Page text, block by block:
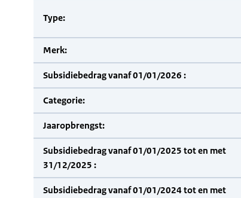
Type:
Merk:
Subsidiebedrag vanaf 01/01/2026 :
Categorie:
Jaaropbrengst:
Subsidiebedrag vanaf 01/01/2025 tot en met
31/12/2025 :
Subsidiebedrag vanaf 01/01/2024 tot en met